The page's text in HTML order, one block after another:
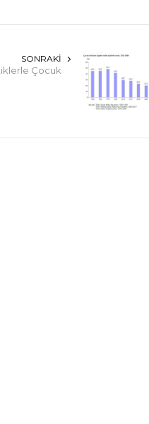
SONRAKI
Çocuk